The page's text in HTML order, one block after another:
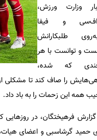
وزارت ورزش،
و فیفا
طلبکارانش
و توانست با هر
که شده،
را صاف کند تا مشکلی
همه این زحمات را به باد داد.
فرهیختگان، در
حمید گرشاسبی و اعضای